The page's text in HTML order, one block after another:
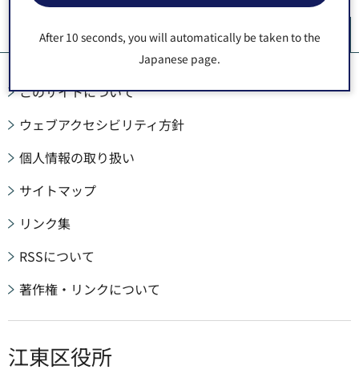
After 10 seconds, you will automatically be taken to the
Japanese page.
このサイトについて
ウェブアクセシビリティ方針
個人情報の取り扱い
サイトマップ
リンク集
RSSについて
著作権・リンクについて
江東区役所